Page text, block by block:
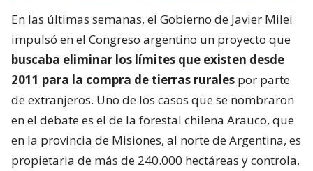
En las últimas semanas, el Gobierno de Javier Milei
impulsó en el Congreso argentino un proyecto que
buscaba eliminar los límites que existen desde
2011 para la compra de tierras rurales por parte
de extranjeros. Uno de los casos que se nombraron
en el debate es el de la forestal chilena Arauco, que
en la provincia de Misiones, al norte de Argentina, es
propietaria de más de 240.000 hectáreas y controla,